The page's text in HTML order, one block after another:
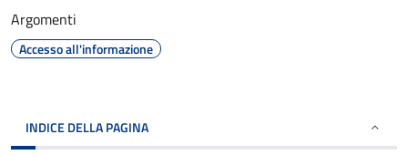
Argomenti
Accesso all'informazione
INDICE DELLA PAGINA